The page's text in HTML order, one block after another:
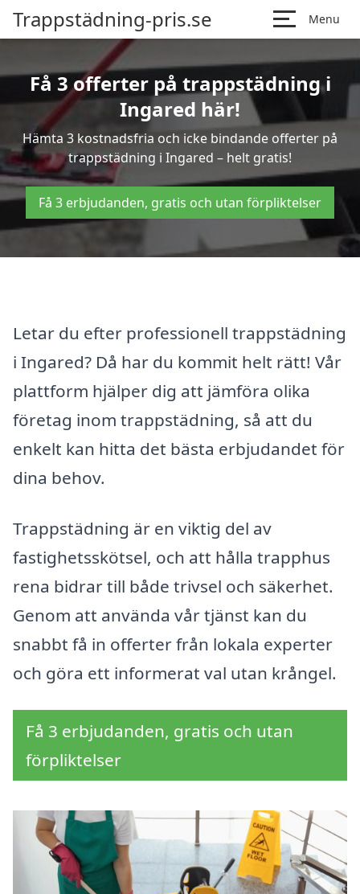
Trappstädning-pris.se Menu
Få 3 offerter på trappstädning i
Ingared här!
Hämta 3 kostnadsfria och icke bindande offerter på
trappstädning i Ingared – helt gratis!
Få 3 erbjudanden, gratis och utan förpliktelser
Letar du efter professionell trappstädning
i Ingared? Då har du kommit helt rätt! Vår
plattform hjälper dig att jämföra olika
företag inom trappstädning, så att du
enkelt kan hitta det bästa erbjudandet för
dina behov.
Trappstädning är en viktig del av
fastighetsskötsel, och att hålla trapphus
rena bidrar till både trivsel och säkerhet.
Genom att använda vår tjänst kan du
snabbt få in offerter från lokala experter
och göra ett informerat val utan krångel.
Få 3 erbjudanden, gratis och utan
förpliktelser